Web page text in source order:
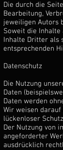
Die durch die
Bearbeitung,
jeweiligen Autors
Soweit die
Inhalte Dritter als
entsprechenden
Datenschutz
Die Nutzung
Daten
Daten werden
Wir weisen
lückenloser
Der Nutzung von
angeforderter
ausdrücklich